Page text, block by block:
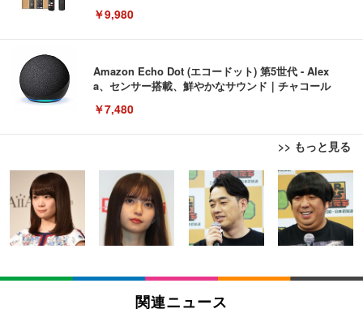
￥9,980
Amazon Echo Dot (エコードット) 第5世代 - Alex
a、センサー搭載、鮮やかなサウンド｜チャコール
￥7,480
>> もっと見る
[EdoErgo] オフィスチェア 椅子 テレワーク 疲れな
い 跳ね上げ式アームレスト コンパクト 約105度ロッ
キング pc 事務椅子 360度回転 座面昇降 強化ナイロ
ン樹脂ベース 通気性メッシュ 在宅ワーク H-WY01
(黒網+黒枠+黒足)
￥5,699
SIHOO B100 オフィスチェア／デスクチェア メッシ
ュチェア 人間工学 疲れない ブラック
EIZO ビジネス向けプレミアムモニター | FlexScan
EV3240X-WT | 31.5型4K UHD・USB Type-C・ホワ
イト
￥105,595
EIZO ビジネス向けプレミアムモニター | FlexScan
Amazonベーシック ペットシーツ 薄型 レギュラー 1
回使い捨て 無香料 ホワイト 300枚
￥3,373
Amazonベーシック ペットシーツ 厚型 ワイド 42枚
x2袋(84枚) ホワイト(吸収面:ライトブルー)
関連ニュース